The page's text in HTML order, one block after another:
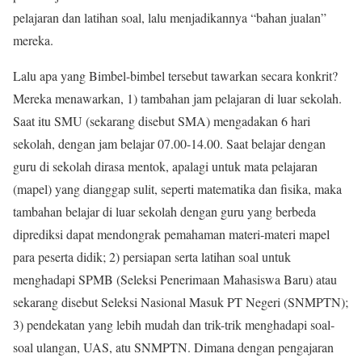
pelajaran dan latihan soal, lalu menjadikannya “bahan jualan”
mereka.
Lalu apa yang Bimbel-bimbel tersebut tawarkan secara konkrit?
Mereka menawarkan, 1) tambahan jam pelajaran di luar sekolah.
Saat itu SMU (sekarang disebut SMA) mengadakan 6 hari
sekolah, dengan jam belajar 07.00-14.00. Saat belajar dengan
guru di sekolah dirasa mentok, apalagi untuk mata pelajaran
(mapel) yang dianggap sulit, seperti matematika dan fisika, maka
tambahan belajar di luar sekolah dengan guru yang berbeda
diprediksi dapat mendongrak pemahaman materi-materi mapel
para peserta didik; 2) persiapan serta latihan soal untuk
menghadapi SPMB (Seleksi Penerimaan Mahasiswa Baru) atau
sekarang disebut Seleksi Nasional Masuk PT Negeri (SNMPTN);
3) pendekatan yang lebih mudah dan trik-trik menghadapi soal-
soal ulangan, UAS, atu SNMPTN. Dimana dengan pengajaran